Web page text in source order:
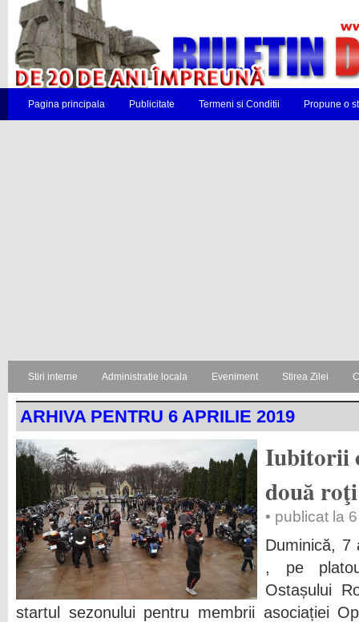
Pagina principala Publicitate Termeni si Conditii Propune o
Stiri interne Administratie locala Eveniment Stirea Zilei
ARHIVA PENTRU 6 APRILIE 2019
Iubitorii
două
• publicat la
Duminică, 7
, pe
Ostașului
startul sezonului pentru membrii asociației